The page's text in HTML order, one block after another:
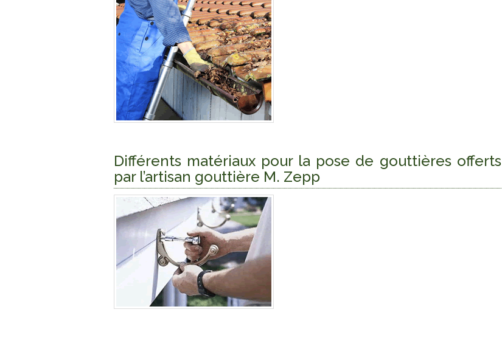
Différents matériaux pour la pose de gouttières offerts
par l’artisan gouttière M. Zepp